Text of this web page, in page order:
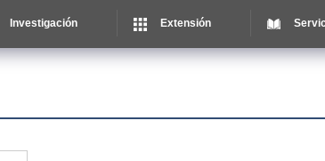
Investigación Extensión